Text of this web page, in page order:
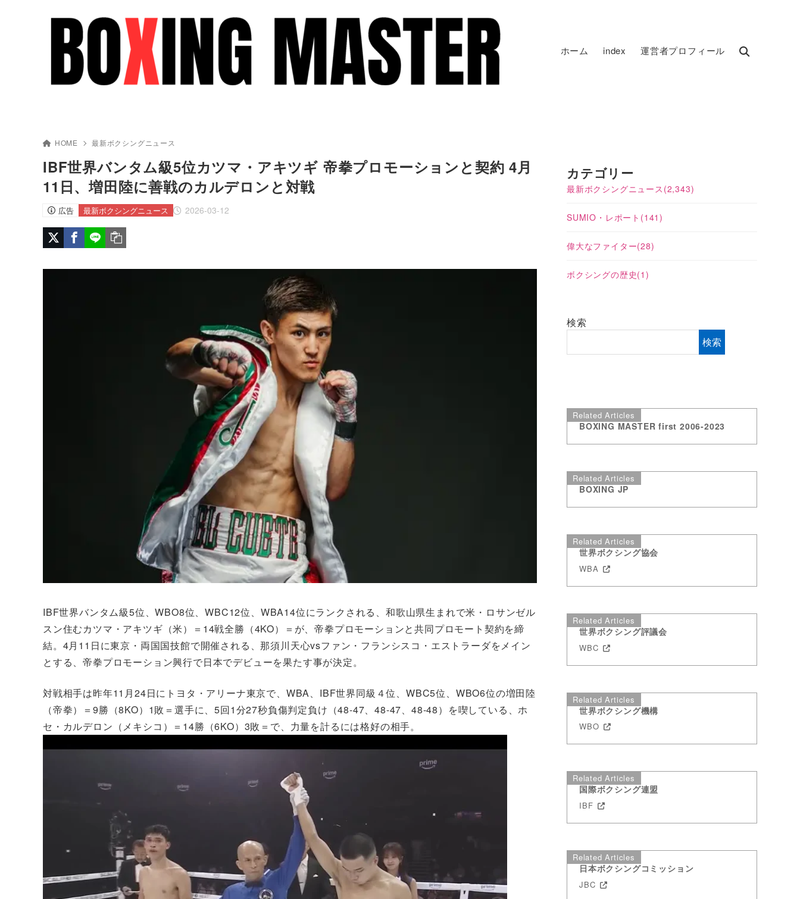
ホーム index 運営者プロフィール
HOME 最新ボクシングニュース
IBF世界バンタム級5位カツマ・アキツギ 帝拳プロモーションと契約 4月
11日、増田陸に善戦のカルデロンと対戦
広告 2026-03-12
最新ボクシングニュース
IBF世界バンタム級5位、WBO8位、WBC12位、WBA14位にランクされる、和歌山県生まれで米・ロサンゼル
スン住むカツマ・アキツギ（米）＝14戦全勝（4KO）＝が、帝拳プロモーションと共同プロモート契約を締
結。4月11日に東京・両国国技館で開催される、那須川天心vsファン・フランシスコ・エストラーダをメイン
とする、帝拳プロモーション興行で日本でデビューを果たす事が決定。
対戦相手は昨年11月24日にトヨタ・アリーナ東京で、WBA、IBF世界同級４位、WBC5位、WBO6位の増田陸
（帝拳）＝9勝（8KO）1敗＝選手に、5回1分27秒負傷判定負け（48-47、48-47、48-48）を喫している、ホ
セ・カルデロン（メキシコ）＝14勝（6KO）3敗＝で、力量を計るには格好の相手。
カテゴリー
最新ボクシングニュース (2,343)
SUMIO・レポート (141)
偉大なファイター(28)
ボクシングの歴史(1)
検索
検索
Related Articles
BOXING MASTER first 2006-2023
Related Articles
BOXING JP
Related Articles
世界ボクシング協会
WBA
Related Articles
世界ボクシング評議会
WBC
Related Articles
世界ボクシング機構
WBO
Related Articles
国際ボクシング連盟
IBF
Related Articles
日本ボクシングコミッション
JBC